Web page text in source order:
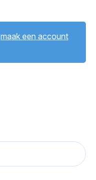
maak een account